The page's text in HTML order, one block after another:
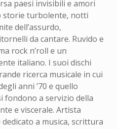
paesi invisibili e amori
storie turbolente, notti
dell’assurdo,
da cantare. Ruvido e
rock n’roll e un
italiano. I suoi dischi
ricerca musicale in cui
anni ’70 e quello
fondono a servizio della
e viscerale. Artista
a musica, scrittura